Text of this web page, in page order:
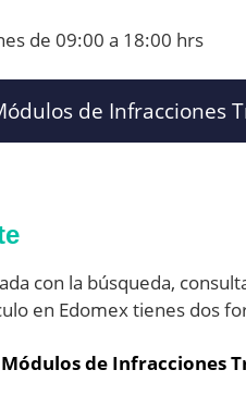
de 09:00 a 18:00 hrs
de Infracciones
con la búsqueda,
en Edomex tienes dos
de Infracciones